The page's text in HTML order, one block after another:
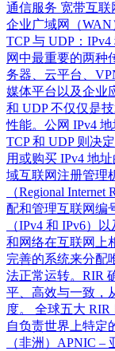
通信服务 宽带互联
企业广域网（
TCP 与 UDP：
网中最重要的两种
务器、云平台、
媒体平台以及企业
和 UDP 不仅仅是
性能。公网 IPv4
TCP 和 UDP 则决
用或购买 IPv4 地
域互联网注册管理
（Regional
配和管理互联网编
（IPv4 和 IPv6）
和网络在互联网上
完善的系统来分配
法正常运转。RIR
平、高效与一致，
度。 全球五大
自负责世界上特定
（非洲）APNIC